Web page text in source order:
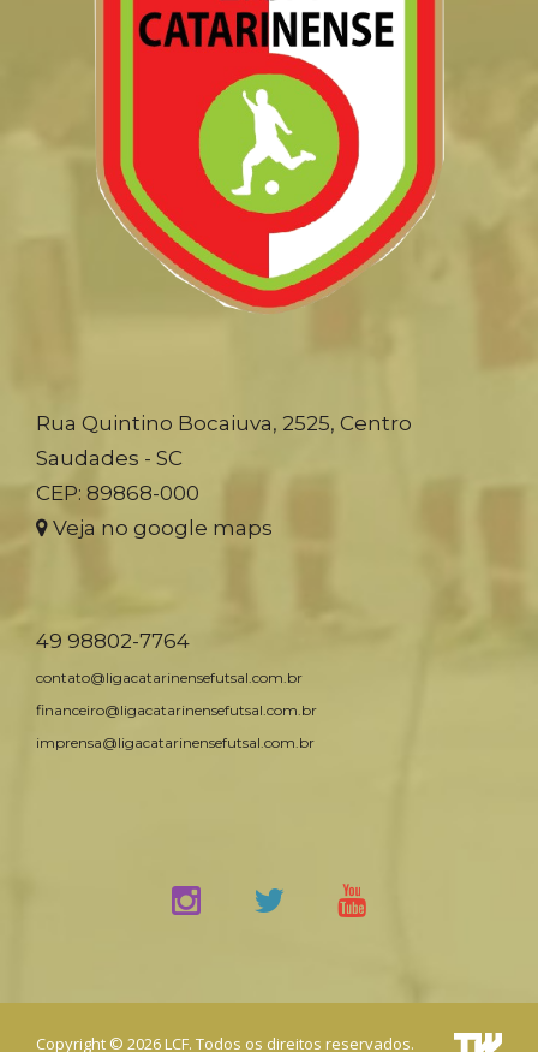
Rua Quintino Bocaiuva, 2525, Centro
Saudades - SC
CEP: 89868-000
Veja no google maps
49 98802-7764
contato@ligacatarinensefutsal.com.br
financeiro@ligacatarinensefutsal.com.br
imprensa@ligacatarinensefutsal.com.br
Copyright © 2026 LCF. Todos os direitos reservados.